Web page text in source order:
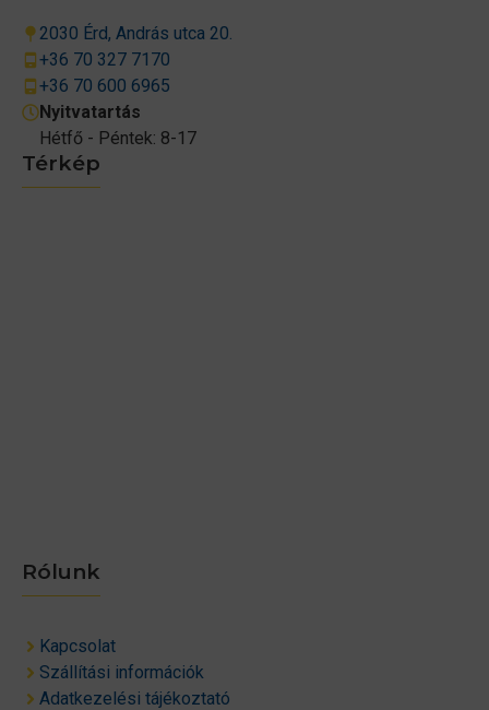
Térkép
Rólunk
Kapcsolat
Szállítási információk
Adatkezelési tájékoztató
2030 Érd, András utca 20.
+36 70 327 7170
+36 70 600 6965
Nyitvatartás
Hétfő - Péntek: 8-17